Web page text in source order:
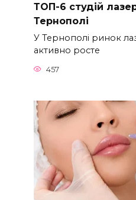
ТОП-6 студій
Тернополі
У Тернополі ринок
активно росте
457